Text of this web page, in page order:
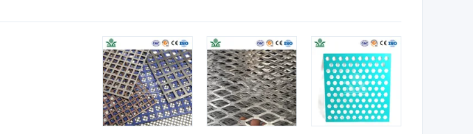
420f 430f 430 904L
2205 2507 Batang
Baja Stainless
Dingin/Panas Rolled
Tembaga Aluminium